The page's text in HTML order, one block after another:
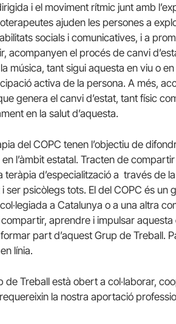
i el moviment rítmic junt amb
ajuden les persones a
socials i comunicatives, i a
acompanyen el procés de canvi
música, tant sigui aquesta en viu o
activa de la persona. A més,
genera el canvi d’estat, tant físic
en la salut d’aquesta.
del COPC tenen l’objectiu de
l’àmbit estatal. Tracten de
d’especialització a través de
psicòlegs tots. El del COPC és un
a Catalunya o a una altra
aprendre i impulsar aquesta
part d’aquest Grup de Treball.
línia.
de Treball està obert a col·laborar,
la nostra aportació